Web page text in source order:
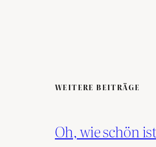
WEITERE BEITRÄGE
Oh, wie schön